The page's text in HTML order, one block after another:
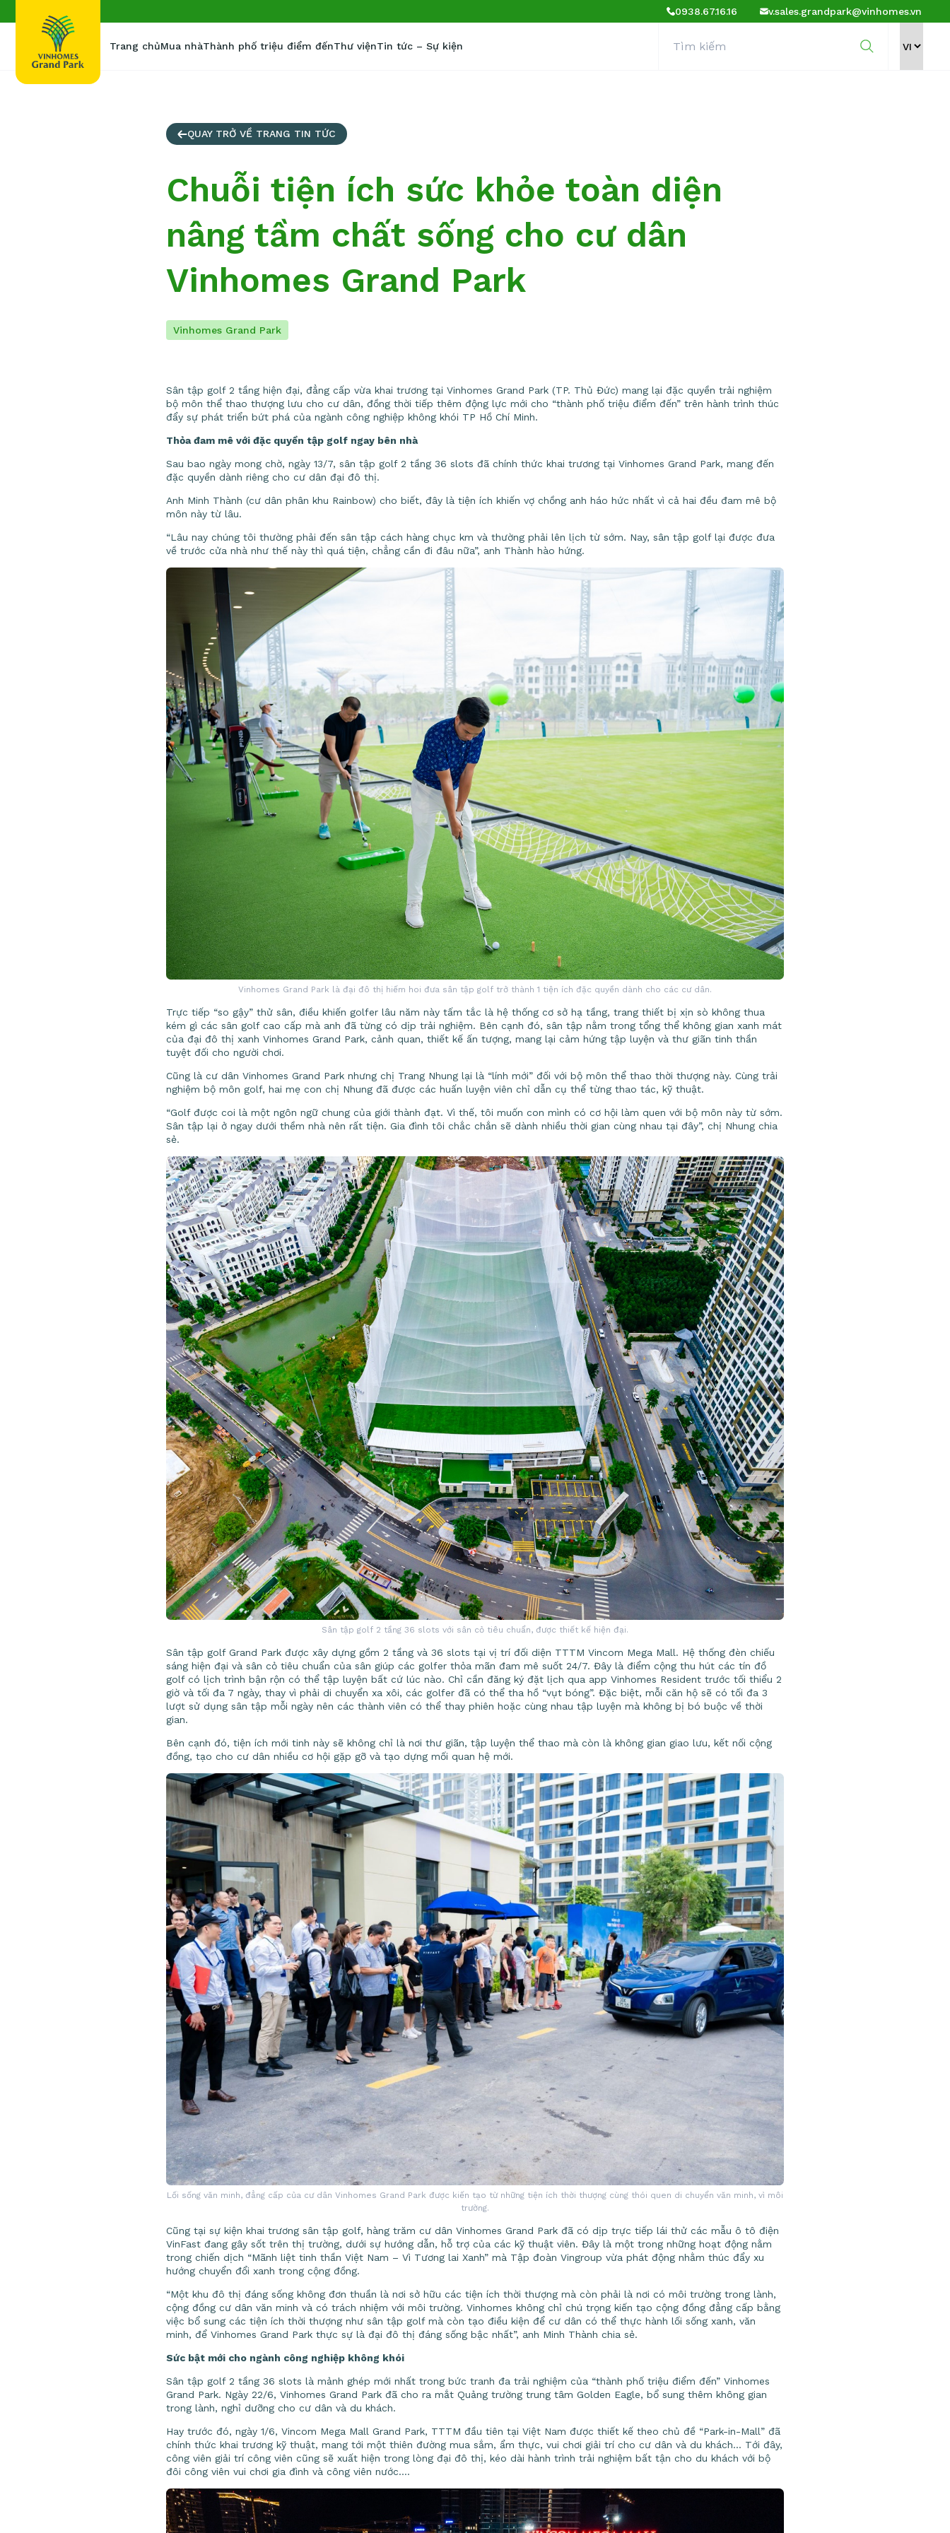
0938.67.16.16 v.sales.grandpark@vinhomes.vn
Trang chủMua nhàThành phố triệu điểm đếnThư việnTin tức – Sự kiện
QUAY TRỞ VỀ TRANG TIN TỨC
Chuỗi tiện ích sức khỏe toàn diện
nâng tầm chất sống cho cư dân
Vinhomes Grand Park
Vinhomes Grand Park
Sân tập golf 2 tầng hiện đại, đẳng cấp vừa khai trương tại Vinhomes Grand Park (TP. Thủ Đức) mang lại đặc quyền trải nghiệm
bộ môn thể thao thượng lưu cho cư dân, đồng thời tiếp thêm động lực mới cho “thành phố triệu điểm đến” trên hành trình thúc
đẩy sự phát triển bứt phá của ngành công nghiệp không khói TP Hồ Chí Minh.
Thỏa đam mê với đặc quyền tập golf ngay bên nhà
Sau bao ngày mong chờ, ngày 13/7, sân tập golf 2 tầng 36 slots đã chính thức khai trương tại Vinhomes Grand Park, mang đến
đặc quyền dành riêng cho cư dân đại đô thị.
Anh Minh Thành (cư dân phân khu Rainbow) cho biết, đây là tiện ích khiến vợ chồng anh háo hức nhất vì cả hai đều đam mê bộ
môn này từ lâu.
“Lâu nay chúng tôi thường phải đến sân tập cách hàng chục km và thường phải lên lịch từ sớm. Nay, sân tập golf lại được đưa
về trước cửa nhà như thế này thì quá tiện, chẳng cần đi đâu nữa”, anh Thành hào hứng.
Vinhomes Grand Park là đại đô thị hiếm hoi đưa sân tập golf trở thành 1 tiện ích đặc quyền dành cho các cư dân.
Trực tiếp “so gậy” thử sân, điều khiến golfer lâu năm này tấm tắc là hệ thống cơ sở hạ tầng, trang thiết bị xịn sò không thua
kém gì các sân golf cao cấp mà anh đã từng có dịp trải nghiệm. Bên cạnh đó, sân tập nằm trong tổng thể không gian xanh mát
của đại đô thị xanh Vinhomes Grand Park, cảnh quan, thiết kế ấn tượng, mang lại cảm hứng tập luyện và thư giãn tinh thần
tuyệt đối cho người chơi.
Cũng là cư dân Vinhomes Grand Park nhưng chị Trang Nhung lại là “lính mới” đối với bộ môn thể thao thời thượng này. Cùng trải
nghiệm bộ môn golf, hai mẹ con chị Nhung đã được các huấn luyện viên chỉ dẫn cụ thể từng thao tác, kỹ thuật.
“Golf được coi là một ngôn ngữ chung của giới thành đạt. Vì thế, tôi muốn con mình có cơ hội làm quen với bộ môn này từ sớm.
Sân tập lại ở ngay dưới thềm nhà nên rất tiện. Gia đình tôi chắc chắn sẽ dành nhiều thời gian cùng nhau tại đây”, chị Nhung chia
sẻ.
Sân tập golf 2 tầng 36 slots với sân cỏ tiêu chuẩn, được thiết kế hiện đại.
Sân tập golf Grand Park được xây dựng gồm 2 tầng và 36 slots tại vị trí đối diện TTTM Vincom Mega Mall. Hệ thống đèn chiếu
sáng hiện đại và sân cỏ tiêu chuẩn của sân giúp các golfer thỏa mãn đam mê suốt 24/7. Đây là điểm cộng thu hút các tín đồ
golf có lịch trình bận rộn có thể tập luyện bất cứ lúc nào. Chỉ cần đăng ký đặt lịch qua app Vinhomes Resident trước tối thiểu 2
giờ và tối đa 7 ngày, thay vì phải di chuyển xa xôi, các golfer đã có thể tha hồ “vụt bóng”. Đặc biệt, mỗi căn hộ sẽ có tối đa 3
lượt sử dụng sân tập mỗi ngày nên các thành viên có thể thay phiên hoặc cùng nhau tập luyện mà không bị bó buộc về thời
gian.
Bên cạnh đó, tiện ích mới tinh này sẽ không chỉ là nơi thư giãn, tập luyện thể thao mà còn là không gian giao lưu, kết nối cộng
đồng, tạo cho cư dân nhiều cơ hội gặp gỡ và tạo dựng mối quan hệ mới.
Lối sống văn minh, đẳng cấp của cư dân Vinhomes Grand Park được kiến tạo từ những tiện ích thời thượng cùng thói quen di chuyển văn minh, vì môi
trường.
Cũng tại sự kiện khai trương sân tập golf, hàng trăm cư dân Vinhomes Grand Park đã có dịp trực tiếp lái thử các mẫu ô tô điện
VinFast đang gây sốt trên thị trường, dưới sự hướng dẫn, hỗ trợ của các kỹ thuật viên. Đây là một trong những hoạt động nằm
trong chiến dịch “Mãnh liệt tinh thần Việt Nam – Vì Tương lai Xanh” mà Tập đoàn Vingroup vừa phát động nhằm thúc đẩy xu
hướng chuyển đổi xanh trong cộng đồng.
“Một khu đô thị đáng sống không đơn thuần là nơi sở hữu các tiện ích thời thượng mà còn phải là nơi có môi trường trong lành,
cộng đồng cư dân văn minh và có trách nhiệm với môi trường. Vinhomes không chỉ chú trọng kiến tạo cộng đồng đẳng cấp bằng
việc bổ sung các tiện ích thời thượng như sân tập golf mà còn tạo điều kiện để cư dân có thể thực hành lối sống xanh, văn
minh, để Vinhomes Grand Park thực sự là đại đô thị đáng sống bậc nhất”, anh Minh Thành chia sẻ.
Sức bật mới cho ngành công nghiệp không khói
Sân tập golf 2 tầng 36 slots là mảnh ghép mới nhất trong bức tranh đa trải nghiệm của “thành phố triệu điểm đến” Vinhomes
Grand Park. Ngày 22/6, Vinhomes Grand Park đã cho ra mắt Quảng trường trung tâm Golden Eagle, bổ sung thêm không gian
trong lành, nghỉ dưỡng cho cư dân và du khách.
Hay trước đó, ngày 1/6, Vincom Mega Mall Grand Park, TTTM đầu tiên tại Việt Nam được thiết kế theo chủ đề “Park-in-Mall” đã
chính thức khai trương kỹ thuật, mang tới một thiên đường mua sắm, ẩm thực, vui chơi giải trí cho cư dân và du khách… Tới đây,
công viên giải trí công viên cũng sẽ xuất hiện trong lòng đại đô thị, kéo dài hành trình trải nghiệm bất tận cho du khách với bộ
đôi công viên vui chơi gia đình và công viên nước….